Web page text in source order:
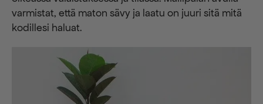
varmistat, että maton sävy ja laatu on juuri sitä mitä
kodillesi haluat.